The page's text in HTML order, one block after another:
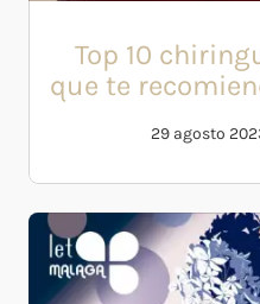
Top 10
que te
29 agosto